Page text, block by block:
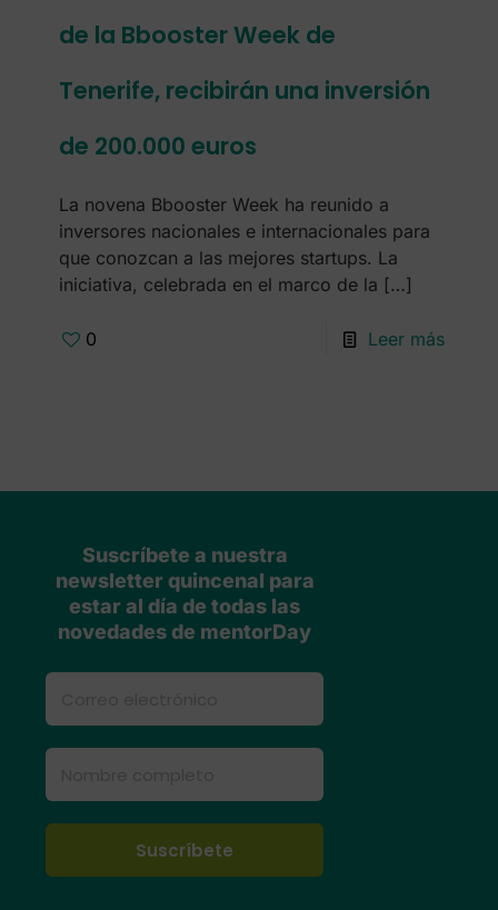
de la Bbooster Week de
Tenerife, recibirán una inversión
de 200.000 euros
La novena Bbooster Week ha reunido a
inversores nacionales e internacionales para
que conozcan a las mejores startups. La
iniciativa, celebrada en el marco de la […]
0 Leer más
Suscríbete a nuestra
newsletter quincenal para
estar al día de todas las
novedades de mentorDay